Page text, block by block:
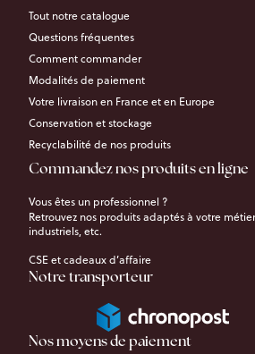
Tout notre catalogue
Questions fréquentes
Comment commander
Modalités de paiement
Votre livraison en France et en Europe
Conservation et stockage
Recyclabilité de nos produits
Commandez nos produits en ligne
Vous êtes un professionnel ?
Retrouvez nos produits adaptés à votre
industriels, etc.
CSE et cadeaux d’affaire
Notre transporteur
Nos moyens de paiement